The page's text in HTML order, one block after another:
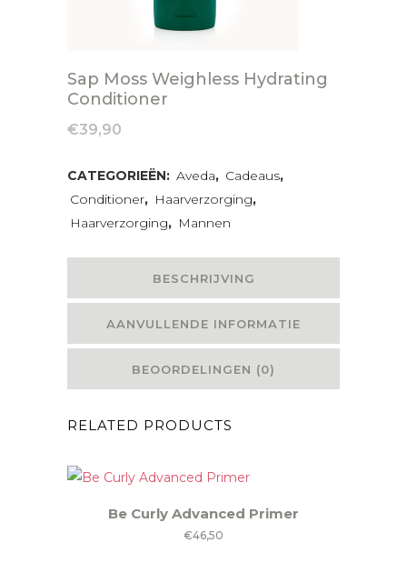
Sap Moss Weighless Hydrating
Conditioner
€39,90
CATEGORIEËN: Aveda, Cadeaus,
Conditioner, Haarverzorging,
Haarverzorging, Mannen
BESCHRIJVING
AANVULLENDE INFORMATIE
BEOORDELINGEN (0)
RELATED PRODUCTS
Be Curly Advanced Primer
€46,50